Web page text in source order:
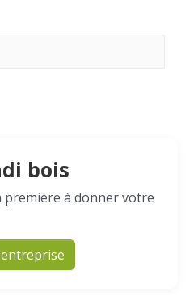
bois
première à donner votre